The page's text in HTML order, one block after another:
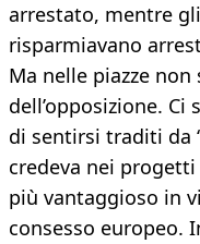
arrestato, mentre
risparmiavano
Ma nelle piazze
dell’opposizione.
di sentirsi traditi da
credeva nei
più vantaggioso in
consesso europeo.